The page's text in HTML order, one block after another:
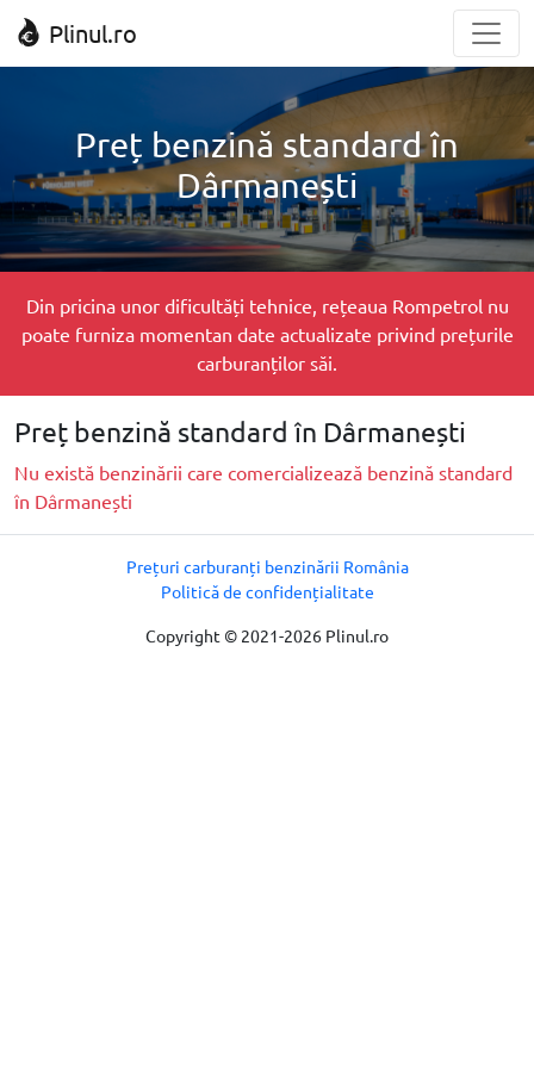
Plinul.ro
Preț benzină standard în
Dârmanești
Din pricina unor dificultăți tehnice, rețeaua Rompetrol nu
poate furniza momentan date actualizate privind prețurile
carburanților săi.
Preț benzină standard în Dârmanești
Nu există benzinării care comercializează benzină standard
în Dârmanești
Copyright © 2021-2026 Plinul.ro
Prețuri carburanți benzinării România
Politică de confidențialitate